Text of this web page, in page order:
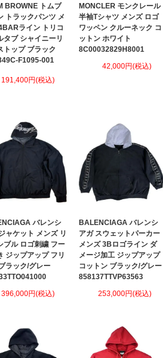
BROWNE トムブ
トラックパンツ メ
ライン トリコ
タブ シャイニーリ
トップ ブラック
F1095-001
191,400円(税込)
MONCLER モンクレール
半袖Tシャツ メンズ ロゴ
ワッペン クルーネック コ
ットン ホワイト
8C00032829H8001
42,000円(税込)
バレンシ
ャケット メンズ リ
ブル ロゴ刺繍 フー
ジップアップ フリ
ラック/グレー
396,000円(税込)
BALENCIAGA バレンシ
アガ スウェットパーカー
メンズ 3Bロゴライン ダ
メージ加工 ジップアップ
コットン ブラック/グレー
858137TTVP63563
253,000円(税込)